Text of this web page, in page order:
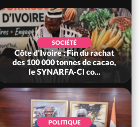
SOCIÉTÉ
Côte d'Ivoire : MIRAH, bras
de fer autour de la mutuelle,
le SYNHA-CI saisi...
POLITIQUE